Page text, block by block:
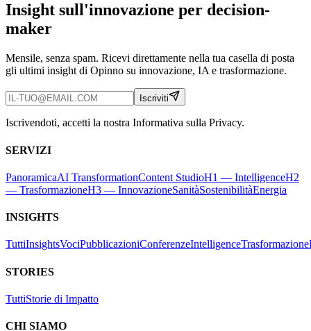
Insight sull'innovazione per decision-
maker
Mensile, senza spam. Ricevi direttamente nella tua casella di posta
gli ultimi insight di Opinno su innovazione, IA e trasformazione.
Iscriviti
Iscrivendoti, accetti la nostra Informativa sulla Privacy.
SERVIZI
PanoramicaAI TransformationContent StudioH1 — IntelligenceH2
— TrasformazioneH3 — InnovazioneSanitàSostenibilitàEnergia
INSIGHTS
TuttiInsightsVociPubblicazioniConferenzeIntelligenceTrasformazione
STORIES
TuttiStorie di Impatto
CHI SIAMO